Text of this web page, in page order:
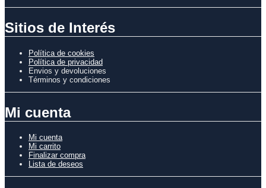
Sitios de Interés
Política de cookies
Política de privacidad
Envios y devoluciones
Términos y condiciones
Mi cuenta
Mi cuenta
Mi carrito
Finalizar compra
Lista de deseos